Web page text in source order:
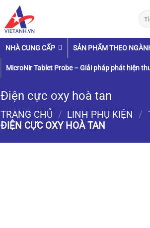
Tìm
kiếm:
NHÀ CUNG CẤP SẢN PHẨM THEO
MicroNir Tablet Probe – Giải pháp phát hiện
Điện cực oxy hoà tan
TRANG CHỦ / LINH PHỤ KIỆN /
ĐIỆN CỰC OXY HOÀ TAN